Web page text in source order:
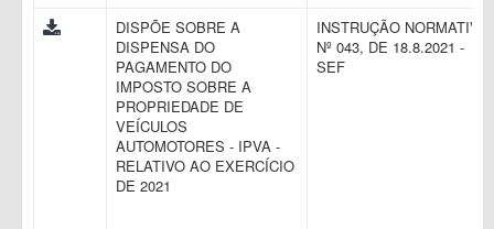
DISPÕE SOBRE A
DISPENSA DO
PAGAMENTO DO
IMPOSTO SOBRE A
PROPRIEDADE DE
VEÍCULOS
AUTOMOTORES - IPVA -
RELATIVO AO EXERCÍCIO
DE 2021
INSTRUÇÃO NORMATIVA
Nº 043, DE 18.8.2021 -
SEF